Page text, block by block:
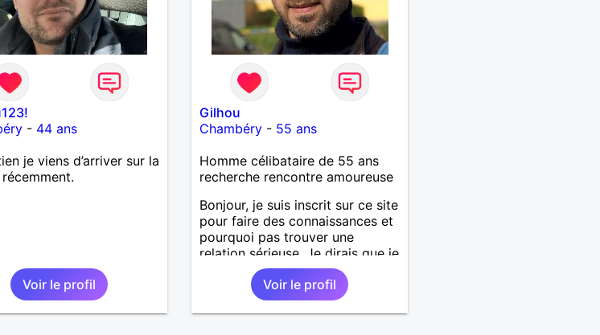
- 44 ans
je viens d’arriver sur la
Voir le profil
Gilhou
Chambéry - 55 ans
Homme célibataire de 55 ans
recherche rencontre amoureuse
Bonjour, je suis inscrit sur ce site
pour faire des connaissances et
pourquoi pas trouver une
relation sérieuse. Je dirais que je
suis un homme qui a beaucoup
d'espoir et de persévérance. Je
n'attend rien d'autres d'une
femme si ce n est pas une
Voir le profil